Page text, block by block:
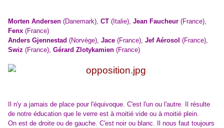
Morten Andersen (Danemark), CT (Italie), Jean Faucheur (France),
Fenx (France)
Anders Gjennestad (Norvège), Jace (France), Jef Aérosol (France),
Swiz (France), Gérard Zlotykamien (France)
Il n'y a jamais de place pour l'équivoque. C'est l'un ou l'autre. Il résulte
de notre éducation que le verre est à moitié vide ou à moitié plein.
On est de droite ou de gauche. C'est noir ou blanc. Il nous faut toujours